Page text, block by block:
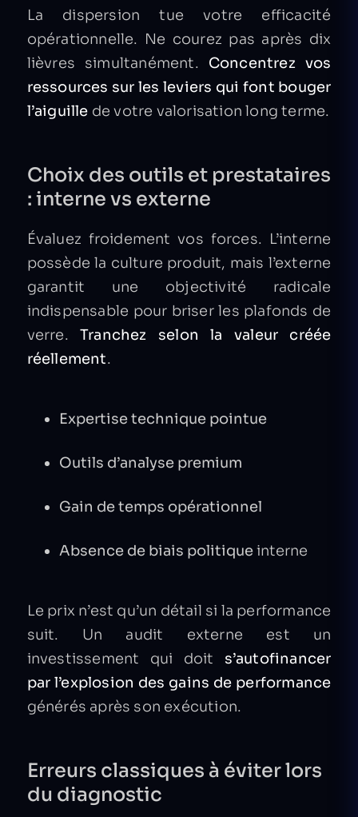
La dispersion tue votre efficacité
opérationnelle. Ne courez pas après dix
lièvres simultanément. Concentrez vos
ressources sur les leviers qui font bouger
l’aiguille de votre valorisation long terme.
Choix des outils et prestataires
: interne vs externe
Évaluez froidement vos forces. L’interne
possède la culture produit, mais l’externe
garantit une objectivité radicale
indispensable pour briser les plafonds de
verre.Tranchez selon la valeur créée
réellement.
Expertise technique pointue
Outils d’analyse premium
Gain de temps opérationnel
Absence de biais politiqueinterne
Le prix n’est qu’un détail si la performance
suit. Un audit externe est un
investissement qui doit s’autofinancer
par l’explosion des gains de performance
générés après son exécution.
Erreurs classiques à éviter lors
du diagnostic